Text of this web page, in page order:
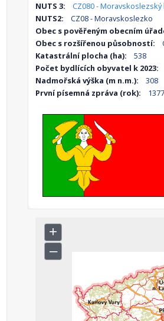
NUTS 3:
CZ080 - Moravskoslezský
NUTS2:
CZ08 - Moravskoslezko
Obec s pověřeným obecním
Obec s rozšířenou působností:
Katastrální plocha (ha):
538
Počet bydlících obyvatel k 2023:
Nadmořská výška (m n.m.):
308
První písemná zpráva (rok):
1377